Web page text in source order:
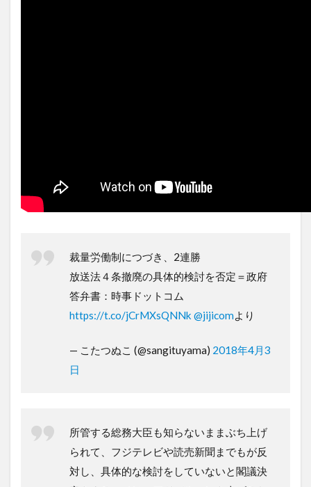
裁量労働制につづき、2連勝
放送法４条撤廃の具体的検討を否定＝政府
答弁書：時事ドットコム
https://t.co/jCrMXsQNNk @jijicom より
— こたつぬこ (@sangituyama) 2018年4月3
日
所管する総務大臣も知らないままぶち上げ
られて、フジテレビや読売新聞までもが反
対し、具体的な検討をしていないと閣議決